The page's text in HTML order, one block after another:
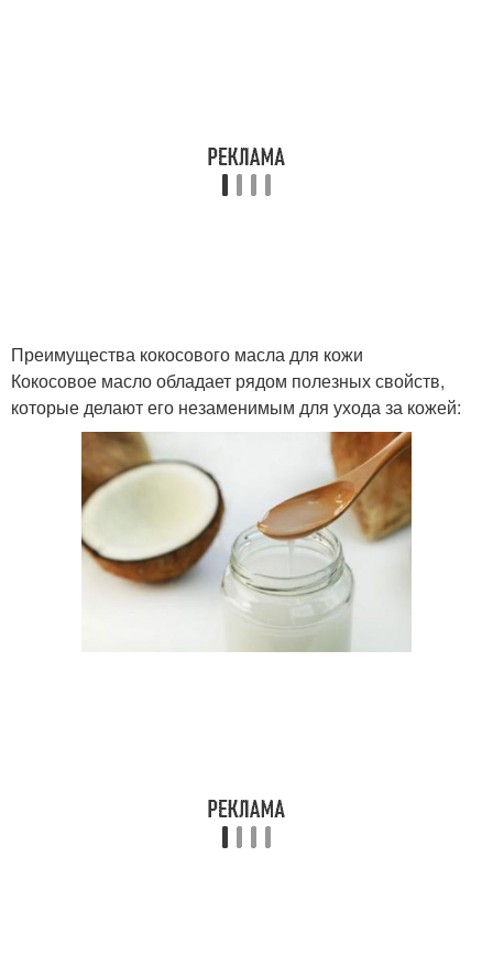
Масло в рецепте
Преимущества кокосового масла для кожи
Кокосовое масло обладает рядом полезных свойств,
которые делают его незаменимым для ухода за кожей: